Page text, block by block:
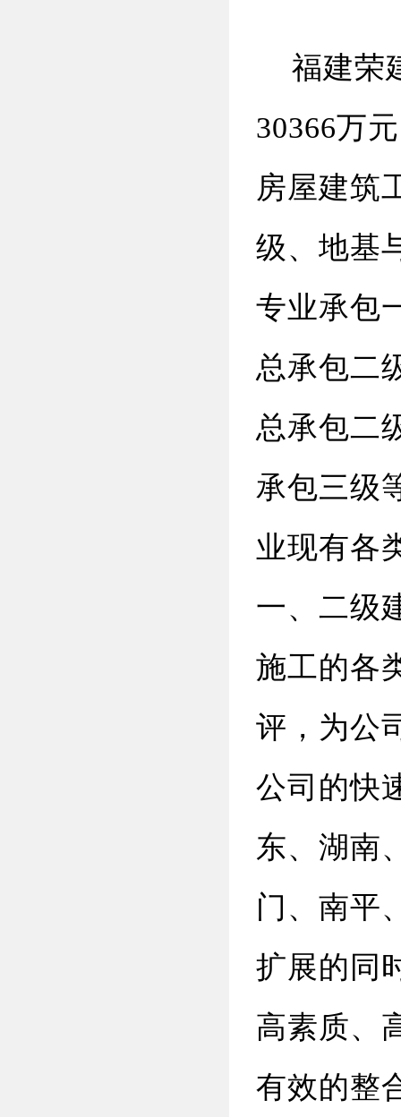
福建荣
30366万
房屋建筑
级、地基
专业承包
总承包二
总承包二
承包三级
业现有各
一、二级
施工的各
评，为公
公司的快
东、湖南
门、南平
扩展的同
高素质、
有效的整